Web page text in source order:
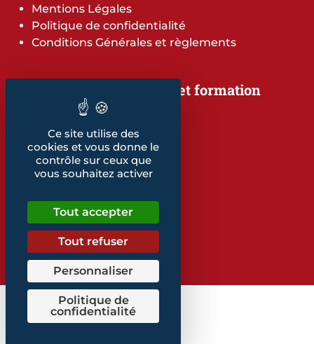
Mentions Légales
Politique de confidentialité
Conditions Générales et règlements
Notre offre de services et formation
Notre offre de services
Notre dépliant formation
Les indicateurs
Nos publications
Retrouvez également...
Notre glossaire
Ce site utilise des
cookies et vous donne le
contrôle sur ceux que
vous souhaitez activer
Tout accepter
Tout refuser
Personnaliser
Politique de
confidentialité